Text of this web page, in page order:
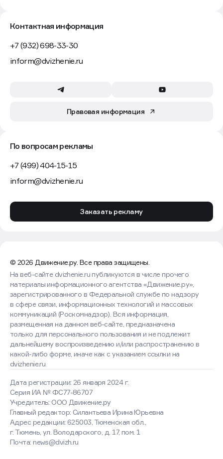
Контактная информация
+7 (932) 698-33-30
inform@dvizhenie.ru
Правовая информация
По вопросам рекламы
+7 (499) 404-15-15
inform@dvizhenie.ru
Заказать рекламу
© 2026 Движение.ру. Все права защищены.
Дата регистрации: 26 января 2024 г.
Серия ИА № ФС77-86707
Учредитель: ООО Движение.ру
Главный редактор: Силантьева Ирина Юрьевна
Адрес редакции: 625003, Тюменская обл.,
г. Тюмень, ул. Володарского, д. 17, пом. 1
Почта: news@dvizh.ru
На веб-сайте dvizhenie.ru публикуются в числе прочего
материалы информационного агентства «Движение.ру»,
зарегистрированного в Федеральной службе по надзору
в сфере связи, информационных технологий и массовых
коммуникаций (Роскомнадзор). Вся информация,
размещенная на данном веб-сайте, предназначена
только для персонального пользования и не подлежит
дальнейшему воспроизведению и/или распространению в
какой-либо форме, иначе как с указанием ссылки на
dvizhenie.ru